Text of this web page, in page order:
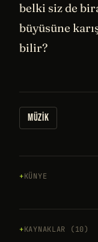
belki siz de
büyüsüne
bilir?
MÜZIK
KÜNYE
KAYNAKLAR (10)